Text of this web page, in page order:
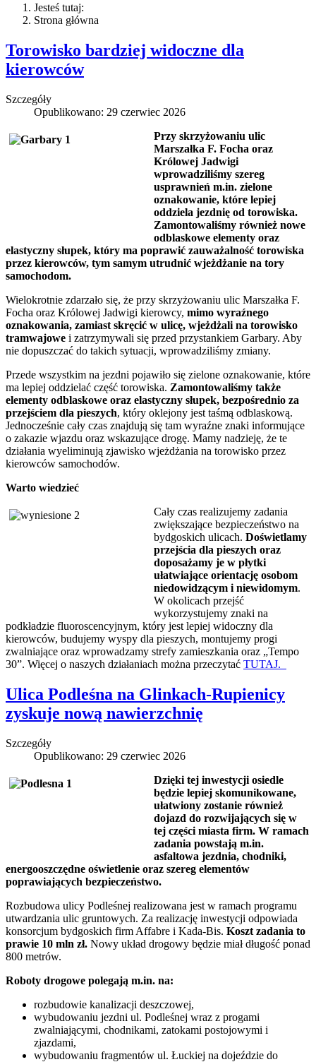
Jesteś tutaj:
Strona główna
Torowisko bardziej widoczne dla
kierowców
Szczegóły
Opublikowano: 29 czerwiec 2026
Przy skrzyżowaniu ulic
Marszałka F. Focha oraz
Królowej Jadwigi
wprowadziliśmy szereg
usprawnień m.in. zielone
oznakowanie, które lepiej
oddziela jezdnię od torowiska.
Zamontowaliśmy również nowe
odblaskowe elementy oraz
elastyczny słupek, który ma poprawić zauważalność torowiska
przez kierowców, tym samym utrudnić wjeżdżanie na tory
samochodom.
Wielokrotnie zdarzało się, że przy skrzyżowaniu ulic Marszałka F.
Focha oraz Królowej Jadwigi kierowcy, mimo wyraźnego
oznakowania, zamiast skręcić w ulicę, wjeżdżali na torowisko
tramwajowe i zatrzymywali się przed przystankiem Garbary. Aby
nie dopuszczać do takich sytuacji, wprowadziliśmy zmiany.
Przede wszystkim na jezdni pojawiło się zielone oznakowanie, które
ma lepiej oddzielać część torowiska. Zamontowaliśmy także
elementy odblaskowe oraz elastyczny słupek, bezpośrednio za
przejściem dla pieszych, który oklejony jest taśmą odblaskową.
Jednocześnie cały czas znajdują się tam wyraźne znaki informujące
o zakazie wjazdu oraz wskazujące drogę. Mamy nadzieję, że te
działania wyeliminują zjawisko wjeżdżania na torowisko przez
kierowców samochodów.
Warto wiedzieć
Cały czas realizujemy zadania
zwiększające bezpieczeństwo na
bydgoskich ulicach. Doświetlamy
przejścia dla pieszych oraz
doposażamy je w płytki
ułatwiające orientację osobom
niedowidzącym i niewidomym.
W okolicach przejść
wykorzystujemy znaki na
podkładzie fluoroscencyjnym, który jest lepiej widoczny dla
kierowców, budujemy wyspy dla pieszych, montujemy progi
zwalniające oraz wprowadzamy strefy zamieszkania oraz „Tempo
30”. Więcej o naszych działaniach można przeczytać TUTAJ.
Ulica Podleśna na Glinkach-Rupienicy
zyskuje nową nawierzchnię
Szczegóły
Opublikowano: 29 czerwiec 2026
Dzięki tej inwestycji osiedle
będzie lepiej skomunikowane,
ułatwiony zostanie również
dojazd do rozwijających się w
tej części miasta firm. W ramach
zadania powstają m.in.
asfaltowa jezdnia, chodniki,
energooszczędne oświetlenie oraz szereg elementów
poprawiających bezpieczeństwo.
Rozbudowa ulicy Podleśnej realizowana jest w ramach programu
utwardzania ulic gruntowych. Za realizację inwestycji odpowiada
konsorcjum bydgoskich firm Affabre i Kada-Bis. Koszt zadania to
prawie 10 mln zł. Nowy układ drogowy będzie miał długość ponad
800 metrów.
Roboty drogowe polegają m.in. na:
rozbudowie kanalizacji deszczowej,
wybudowaniu jezdni ul. Podleśnej wraz z progami
zwalniającymi, chodnikami, zatokami postojowymi i
zjazdami,
wybudowaniu fragmentów ul. Łuckiej na dojeździe do